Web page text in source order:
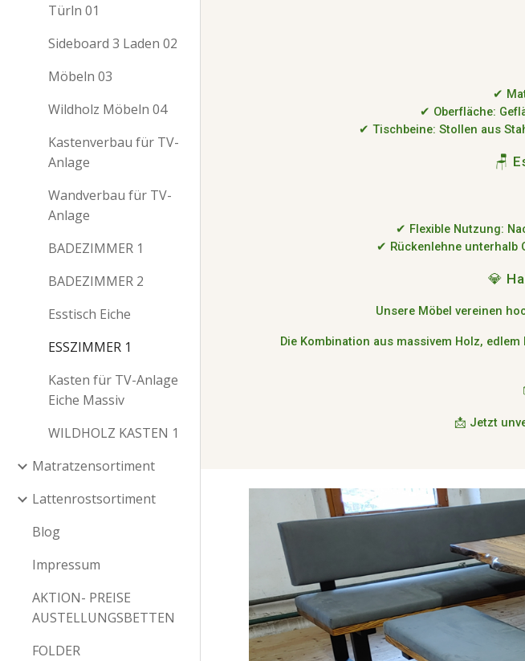
Türln 01
Sideboard 3 Laden 02
Möbeln 03
Wildholz Möbeln 04
Kastenverbau für TV-
Anlage
Wandverbau für TV-
Anlage
BADEZIMMER 1
BADEZIMMER 2
Esstisch Eiche
ESSZIMMER 1
Kasten für TV-Anlage
Eiche Massiv
WILDHOLZ KASTEN 1
Matratzensortiment
Lattenrostsortiment
Blog
Impressum
AKTION- PREISE
AUSTELLUNGSBETTEN
FOLDER
✔
✔ Oberfläche:
✔ Tischbeine: Stollen aus
🪑
✔ Flexible Nutzung:
✔ Rückenlehne unterhalb
💎
Unsere Möbel vereinen
Die Kombination aus massivem Holz,
📩 Jetzt